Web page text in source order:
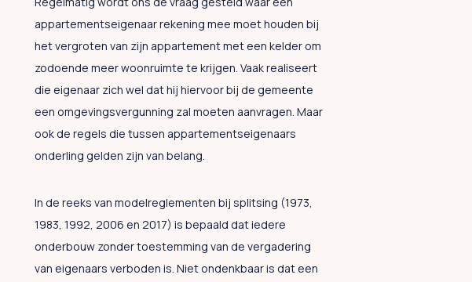
appartementseigenaar rekening mee moet houden bij
het vergroten van zijn appartement met een kelder om
zodoende meer woonruimte te krijgen. Vaak realiseert
die eigenaar zich wel dat hij hiervoor bij de gemeente
een omgevingsvergunning zal moeten aanvragen. Maar
ook de regels die tussen appartementseigenaars
onderling gelden zijn van belang.
In de reeks van modelreglementen bij splitsing (1973,
1983, 1992, 2006 en 2017) is bepaald dat iedere
onderbouw zonder toestemming van de vergadering
van eigenaars verboden is. Niet ondenkbaar is dat een